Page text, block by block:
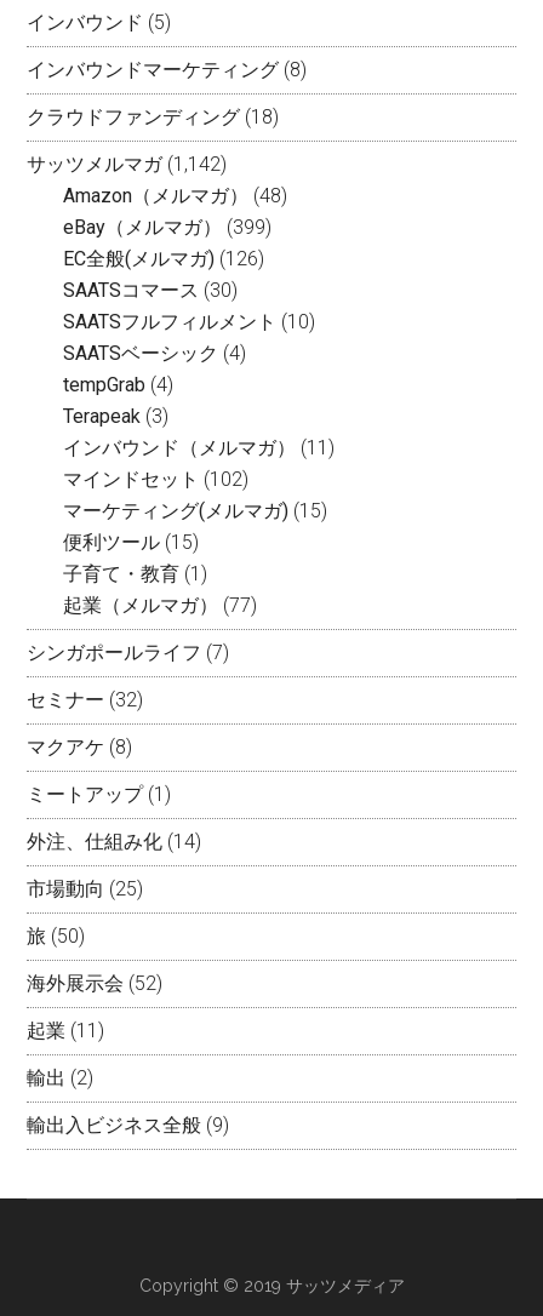
インバウンド (5)
インバウンドマーケティング (8)
クラウドファンディング (18)
サッツメルマガ(1,142)
Amazon（メルマガ）
(48)
eBay（メルマガ）
(399)
EC全般(メルマガ) (126)
SAATSコマース (30)
SAATSフルフィルメント (10)
SAATSベーシック (4)
tempGrab (4)
Terapeak (3)
インバウンド（メルマガ）
(11)
マインドセット (102)
マーケティング(メルマガ) (15)
便利ツール (15)
子育て・教育 (1)
起業（メルマガ）
(77)
シンガポールライフ (7)
セミナー (32)
マクアケ (8)
ミートアップ(1)
外注、仕組み化 (14)
市場動向 (25)
旅 (50)
海外展示会 (52)
起業 (11)
輸出 (2)
輸出入ビジネス全般 (9)
Copyright © 2019 サッツメディア